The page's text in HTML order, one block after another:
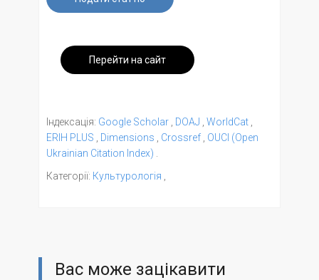
Перейти на сайт
Індексація: Google Scholar DOAJ WorldCat
ERIH PLUS
Dimensions Crossref
OUCI (Open
Ukrainian Citation Index)
Категорії: Культурологія
Вас може зацікавити